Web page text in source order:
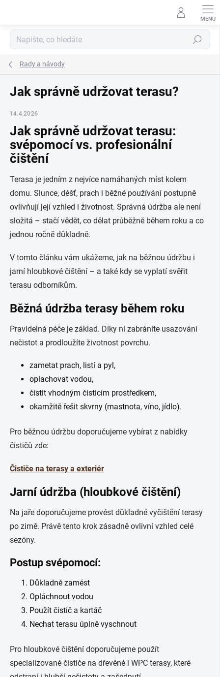
Hledat
Rady a návody
Jak správně udržovat terasu?
14.4.2026
Jak správně udržovat terasu:
svépomocí vs. profesionální
čištění
Terasa je jedním z nejvíce namáhaných míst kolem
domu. Slunce, déšť, prach i běžné používání postupně
ovlivňují její vzhled i životnost. Správná údržba ale není
složitá – stačí vědět, co dělat průběžně během roku a co
jednou ročně důkladně.
V tomto článku vám ukážeme, jak na běžnou údržbu i
jarní hloubkové čištění – a také kdy se vyplatí svěřit
terasu odborníkům.
Běžná údržba terasy během roku
Pravidelná péče je základ. Díky ní zabráníte usazování
nečistot a prodloužíte životnost povrchu.
zametat prach, listí a pyl,
oplachovat vodou,
čistit vhodným čisticím prostředkem,
okamžitě řešit skvrny (mastnota, víno, jídlo).
Pro běžnou údržbu doporučujeme vybírat z nabídky
čističů zde:
Čističe na terasy a exteriér
Jarní údržba (hloubkové čištění)
Na jaře doporučujeme provést důkladné vyčištění terasy
po zimě. Právě tento krok zásadně ovlivní vzhled celé
sezóny.
Postup svépomocí:
Důkladně zamést
Opláchnout vodou
Použít čistič a kartáč
Nechat terasu úplně vyschnout
Pro hloubkové čištění doporučujeme použít
specializované čističe na dřevěné i WPC terasy, které